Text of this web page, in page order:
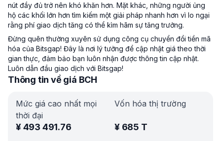
nút đầy đủ trở nên khó khăn hơn. Mặt khác, những người ủng
hộ các khối lớn hơn tìm kiếm một giải pháp nhanh hơn vì lo ngại
rằng phí giao dịch tăng có thể kìm hãm sự tăng trưởng.
Đừng quên thường xuyên sử dụng công cụ chuyển đổi tiền mã
hóa của Bitsgap! Đây là nơi lý tưởng để cập nhật giá theo thời
gian thực, đảm bảo bạn luôn nhận được thông tin cập nhật.
Luôn dẫn đầu giao dịch với Bitsgap!
Thông tin về giá BCH
Mức giá cao nhất mọi
thời đại
¥493 491.76
Vốn hóa thị trường
¥ 685 T